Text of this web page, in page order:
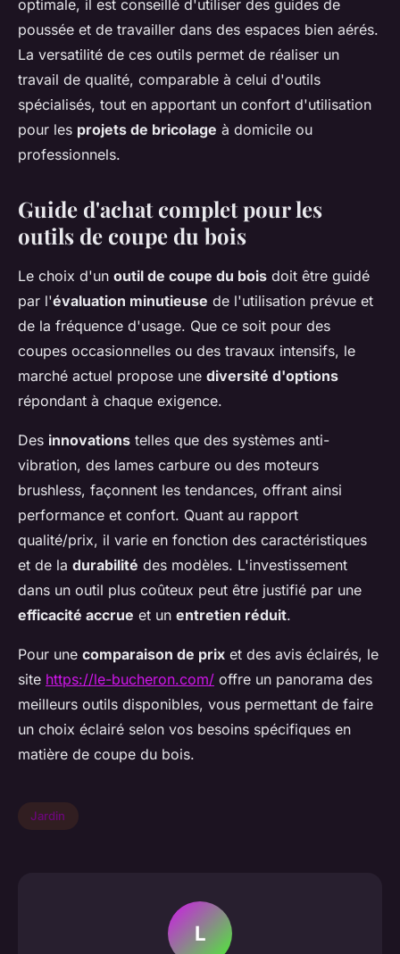
optimale, il est conseillé d'utiliser des guides de
poussée et de travailler dans des espaces bien aérés.
La versatilité de ces outils permet de réaliser un
travail de qualité, comparable à celui d'outils
spécialisés, tout en apportant un confort d'utilisation
pour les projets de bricolage à domicile ou
professionnels.
Guide d'achat complet pour les
outils de coupe du bois
Le choix d'un outil de coupe du bois doit être guidé
par l'évaluation minutieuse de l'utilisation prévue et
de la fréquence d'usage. Que ce soit pour des
coupes occasionnelles ou des travaux intensifs, le
marché actuel propose une diversité d'options
répondant à chaque exigence.
Des innovations telles que des systèmes anti-
vibration, des lames carbure ou des moteurs
brushless, façonnent les tendances, offrant ainsi
performance et confort. Quant au rapport
qualité/prix, il varie en fonction des caractéristiques
et de la durabilité des modèles. L'investissement
dans un outil plus coûteux peut être justifié par une
efficacité accrue et un entretien réduit.
Pour une comparaison de prix et des avis éclairés, le
site https://le-bucheron.com/ offre un panorama des
meilleurs outils disponibles, vous permettant de faire
un choix éclairé selon vos besoins spécifiques en
matière de coupe du bois.
Jardin
L